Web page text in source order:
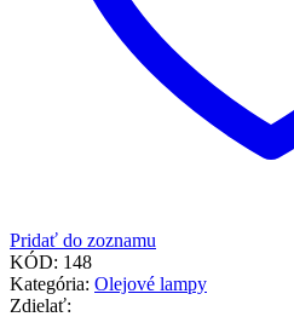
Pridať do zoznamu
KÓD: 148
Kategória: Olejové lampy
Zdielať: